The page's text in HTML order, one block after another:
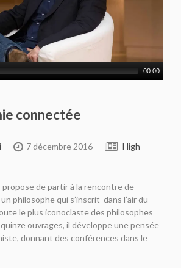
00:00
connectée
7 décembre 2016
High-
propose de partir à la rencontre de
philosophe qui s’inscrit dans l’air du
le plus iconoclaste des philosophes
ouvrages, il développe une pensée
donnant des conférences dans le